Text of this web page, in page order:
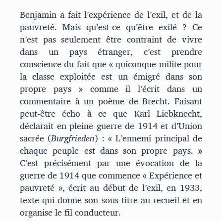
Benjamin a fait l’expérience de l’exil, et de la
pauvreté. Mais qu’est-ce qu’être exilé ? Ce
n’est pas seulement être contraint de vivre
dans un pays étranger, c’est prendre
conscience du fait que « quiconque milite pour
la classe exploitée est un émigré dans son
propre pays » comme il l’écrit dans un
commentaire à un poème de Brecht. Faisant
peut-être écho à ce que Karl Liebknecht,
déclarait en pleine guerre de 1914 et d’Union
sacrée (Burgfrieden) : « L’ennemi principal de
chaque peuple est dans son propre pays. »
C’est précisément par une évocation de la
guerre de 1914 que commence « Expérience et
pauvreté », écrit au début de l’exil, en 1933,
texte qui donne son sous-titre au recueil et en
organise le fil conducteur.